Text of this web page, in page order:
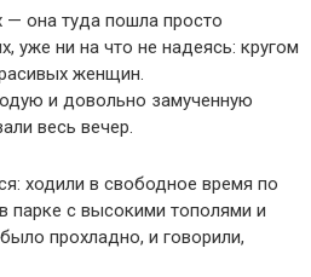
— она туда пошла просто
уже ни на что не надеясь: кругом
женщин.
и довольно замученную
весь вечер.
ходили в свободное время по
с высокими тополями и
прохладно, и говорили,